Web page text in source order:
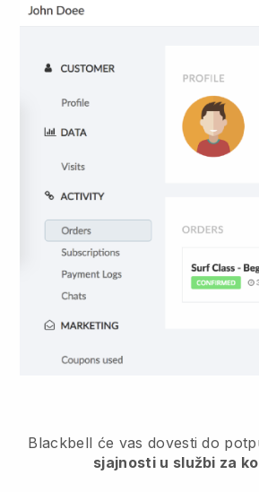
Blackbell će vas dovesti do
sjajnosti u službi za